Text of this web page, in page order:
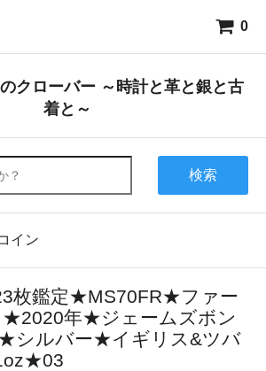
0
クローバー ～時計と革と銀と古
着と～
検索
イン
枚鑑定★MS70FR★ファー
★2020年★ジェームズボン
シルバー★イギリス&ツバ